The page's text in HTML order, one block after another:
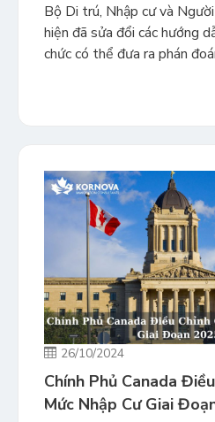
Bộ Di trú, Nhập cư và
hiện đã sửa đổi các hướng
chức có thể đưa ra phán
Thị thực nhập cảnh nhiều
26/10/2024
Chính Phủ Canada
Mức Nhập Cư Giai